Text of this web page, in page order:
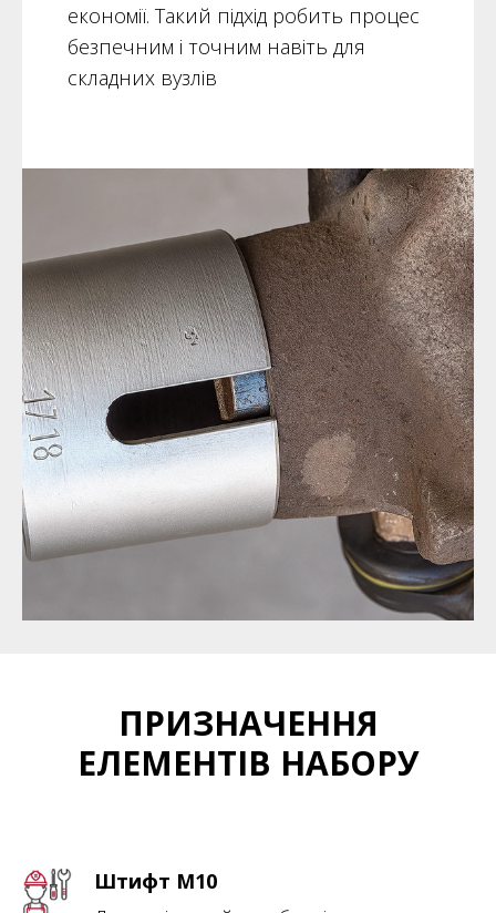
економії. Такий підхід робить процес
безпечним і точним навіть для
складних вузлів
ПРИЗНАЧЕННЯ
ЕЛЕМЕНТІВ НАБОРУ
Штифт M10